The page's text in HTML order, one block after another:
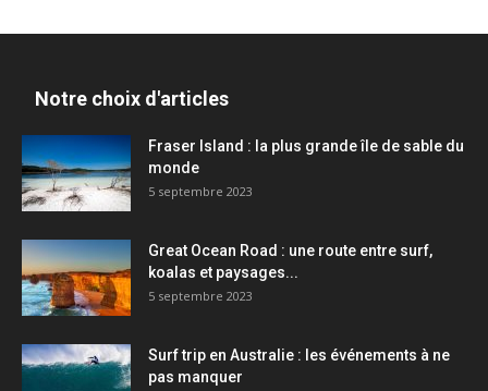
Notre choix d'articles
Fraser Island : la plus grande île de sable du
monde
5 septembre 2023
Great Ocean Road : une route entre surf,
koalas et paysages...
5 septembre 2023
Surf trip en Australie : les événements à ne
pas manquer